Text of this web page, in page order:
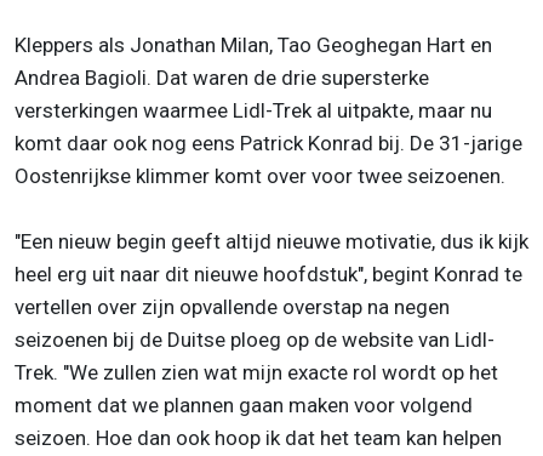
Kleppers als Jonathan Milan, Tao Geoghegan Hart en
Andrea Bagioli. Dat waren de drie supersterke
versterkingen waarmee Lidl-Trek al uitpakte, maar nu
komt daar ook nog eens Patrick Konrad bij. De 31-jarige
Oostenrijkse klimmer komt over voor twee seizoenen.
"Een nieuw begin geeft altijd nieuwe motivatie, dus ik kijk
heel erg uit naar dit nieuwe hoofdstuk", begint Konrad te
vertellen over zijn opvallende overstap na negen
seizoenen bij de Duitse ploeg op de website van Lidl-
Trek. "We zullen zien wat mijn exacte rol wordt op het
moment dat we plannen gaan maken voor volgend
seizoen. Hoe dan ook hoop ik dat het team kan helpen